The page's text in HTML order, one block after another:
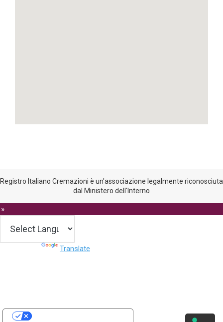
Registro Italiano Cremazioni è un'associazione legalmente riconosciuta
dal Ministero dell'Interno
Translate